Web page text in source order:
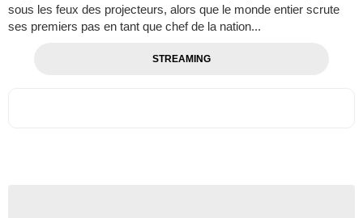
sous les feux des projecteurs, alors que le monde entier scrute
ses premiers pas en tant que chef de la nation...
STREAMING